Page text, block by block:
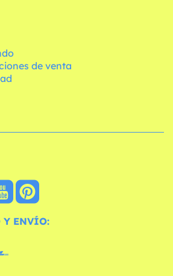
de venta
Y ENVÍO: